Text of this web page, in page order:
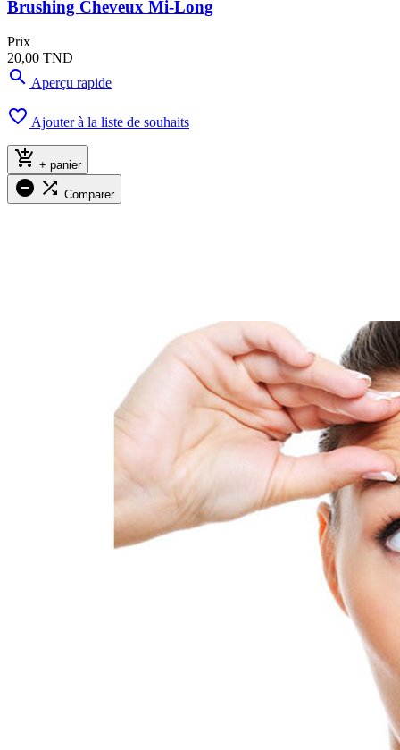
Brushing Cheveux Mi-Long
Prix
20,00 TND
 Aperçu rapide
 Ajouter à la liste de souhaits
 + panier
  Comparer